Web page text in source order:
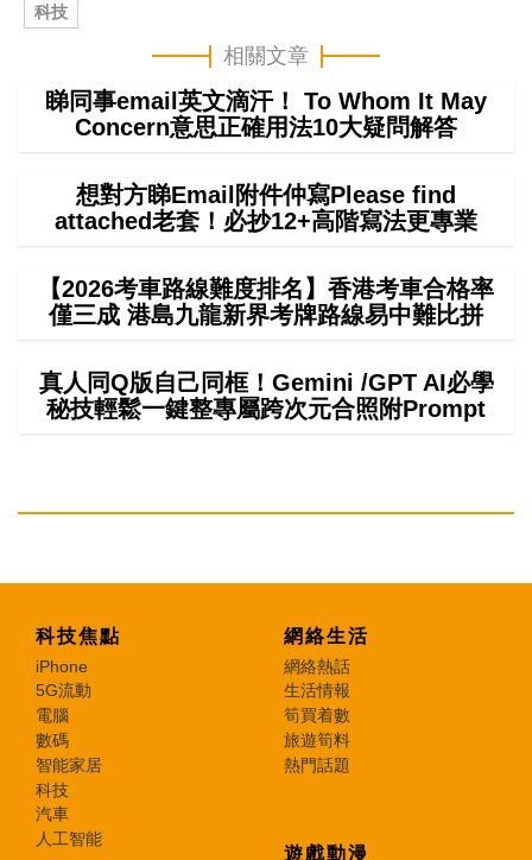
科技
相關文章
睇同事email英文滴汗！ To Whom It May
Concern意思正確用法10大疑問解答
想對方睇Email附件仲寫Please find
attached老套！必抄12+高階寫法更專業
【2026考車路線難度排名】香港考車合格率
僅三成 港島九龍新界考牌路線易中難比拼
真人同Q版自己同框！Gemini /GPT AI必學
秘技輕鬆一鍵整專屬跨次元合照附Prompt
科技焦點
iPhone
5G流動
電腦
數碼
智能家居
科技
汽車
人工智能
網絡生活
網絡熱話
生活情報
筍買着數
旅遊筍料
熱門話題
遊戲動漫